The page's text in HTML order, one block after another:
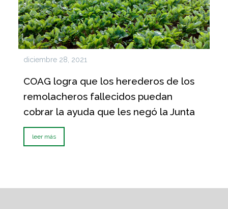
diciembre 28, 2021
COAG logra que los herederos de los
remolacheros fallecidos puedan
cobrar la ayuda que les negó la Junta
leer más